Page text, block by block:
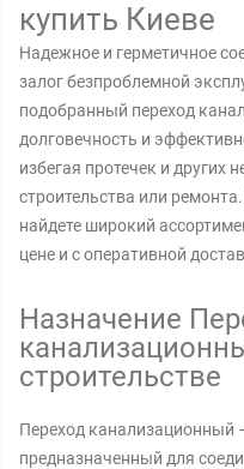
купить Киеве
Надежное и герметичное
залог безпроблемной
подобранный переход
долговечность и
избегая протечек и других
строительства или
найдете широкий
цене и с оперативной
Назначение
строительстве
Переход канализационный
предназначенный для